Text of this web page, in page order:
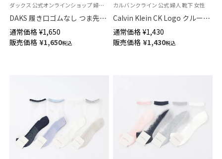
ダックス 公式オンラインショップ 婦人 靴下
DAKS 履き口ゴムなし つま先切
替5本指 クルー丈 レディース ソ
ックス 靴下 女性 プレゼント ギ
フト 無料ラッピング 03367085
通常価格 ¥1,650
販売価格 ¥1,650税込
カルバンクライン 公式 婦人 靴下 女性
Calvin Klein CK Logo クルー丈
ソックス レディース 03267012
通常価格 ¥1,430
販売価格 ¥1,430税込